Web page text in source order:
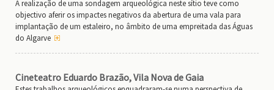
A realização de uma sondagem arqueológica neste sítio teve como
objectivo aferir os impactes negativos da abertura de uma vala para
implantação de um estaleiro, no âmbito de uma empreitada das Águas
do Algarve
Cineteatro Eduardo Brazão, Vila Nova de Gaia